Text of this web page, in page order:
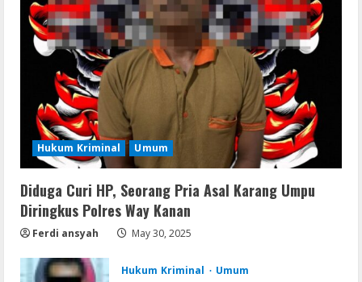
Hukum Kriminal Umum
Diduga Curi HP, Seorang Pria Asal Karang Umpu
Diringkus Polres Way Kanan
Ferdi ansyah May 30, 2025
Hukum Kriminal Umum